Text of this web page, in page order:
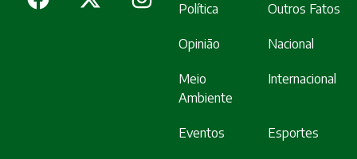
Política Outros Fatos
Opinião Nacional
Meio
Ambiente
Internacional
Eventos Esportes